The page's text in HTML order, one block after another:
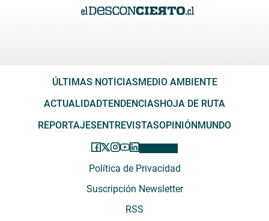
ÚLTIMAS NOTICIASMEDIO AMBIENTE
ACTUALIDADTENDENCIASHOJA DE RUTA
REPORTAJESENTREVISTASOPINIÓNMUNDO
Política de Privacidad
Suscripción Newsletter
RSS